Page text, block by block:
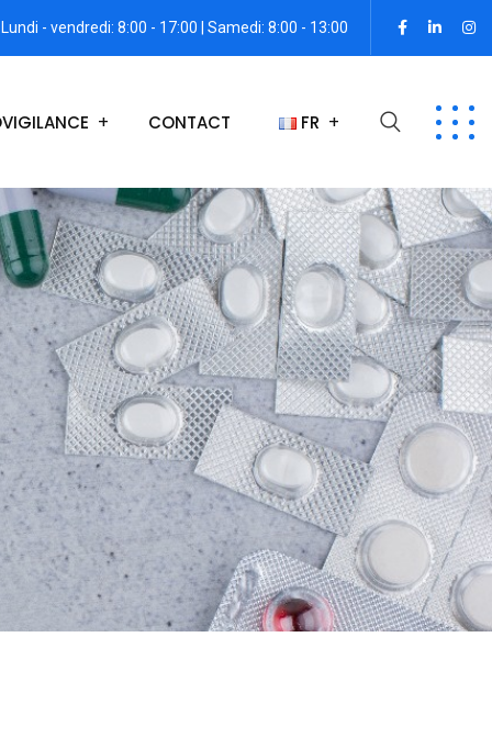
- vendredi: 8:00 - 17:00 | Samedi: 8:00 - 13:00
CONTACT FR